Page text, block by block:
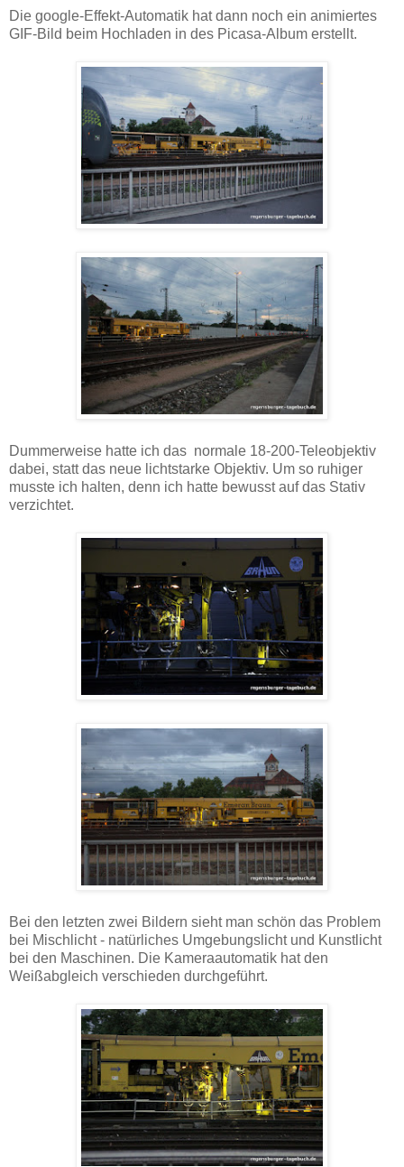
Die google-Effekt-Automatik hat dann noch ein animiertes
GIF-Bild beim Hochladen in des Picasa-Album erstellt.
Dummerweise hatte ich das normale 18-200-Teleobjektiv
dabei, statt das neue lichtstarke Objektiv. Um so ruhiger
musste ich halten, denn ich hatte bewusst auf das Stativ
verzichtet.
Bei den letzten zwei Bildern sieht man schön das Problem
bei Mischlicht - natürliches Umgebungslicht und Kunstlicht
bei den Maschinen. Die Kameraautomatik hat den
Weißabgleich verschieden durchgeführt.